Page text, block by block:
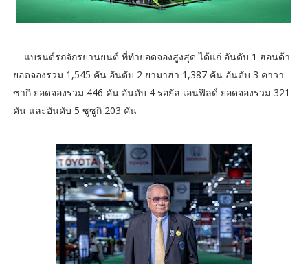
แบรนด์รถจักรยานยนต์ ที่ทำยอดจองสูงสุด ได้แก่ อันดับ 1 ฮอนด้า
ยอดจองรวม 1,545 คัน อันดับ 2 ยามาฮ่า 1,387 คัน อันดับ 3 คาวา
ซากิ ยอดจองรวม 446 คัน อันดับ 4 รอยัล เอนฟิลด์ ยอดจองรวม 321
คัน และอันดับ 5 ซูซูกิ 203 คัน